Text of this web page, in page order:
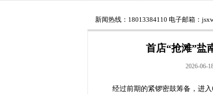
新闻热线：18013384110 电子邮箱：
首店“抢滩”盐
2026-06-
经过前期的紧锣密鼓筹备，进入6